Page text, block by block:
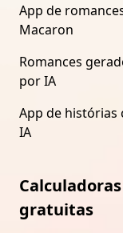
App de
Macaron
Romances
por IA
App de histórias
IA
Calculadoras
gratuitas